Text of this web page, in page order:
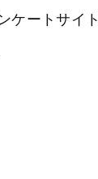
ケートサイ